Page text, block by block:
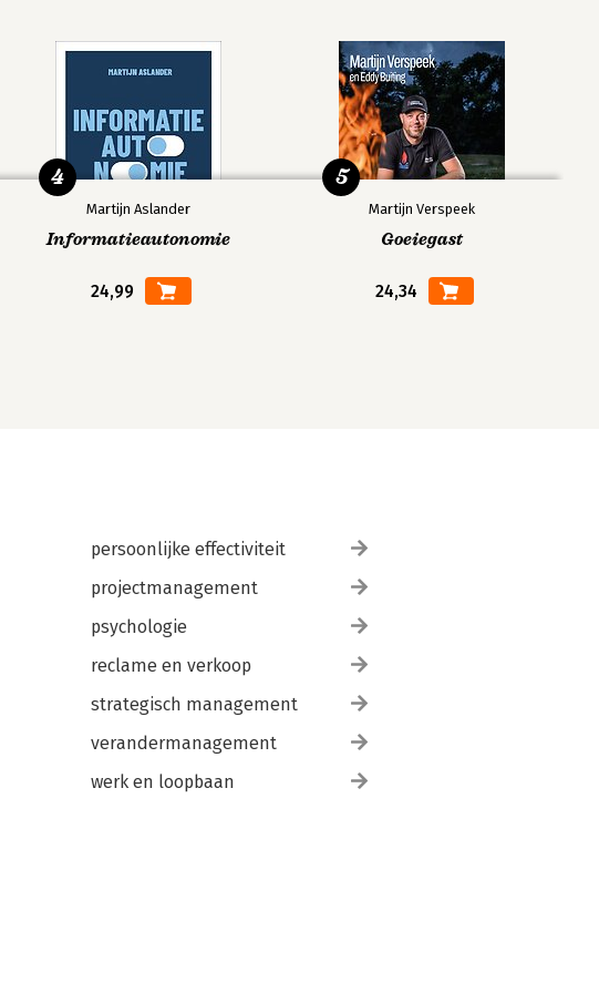
Martijn Aslander
Informatieautonomie
24,99
4
Martijn Verspeek
Goeiegast
24,34
5
persoonlijke effectiviteit
projectmanagement
psychologie
reclame en verkoop
strategisch management
verandermanagement
werk en loopbaan